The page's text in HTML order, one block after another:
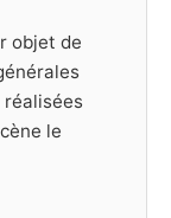
objet de
réalisées
le